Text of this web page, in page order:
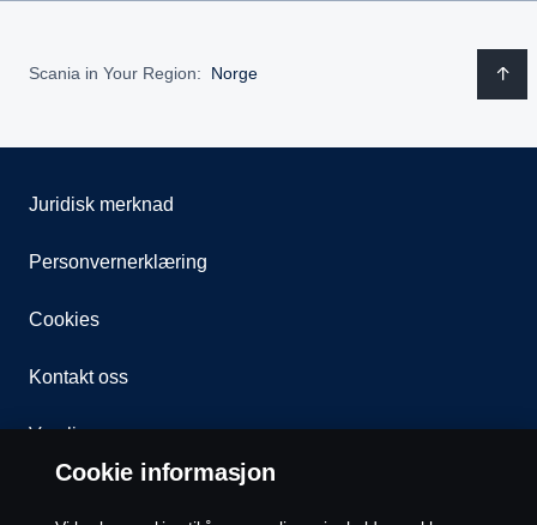
Scania in Your Region: Norge
Juridisk merknad
Personvernerklæring
Cookies
Kontakt oss
Varsling
Cookie informasjon